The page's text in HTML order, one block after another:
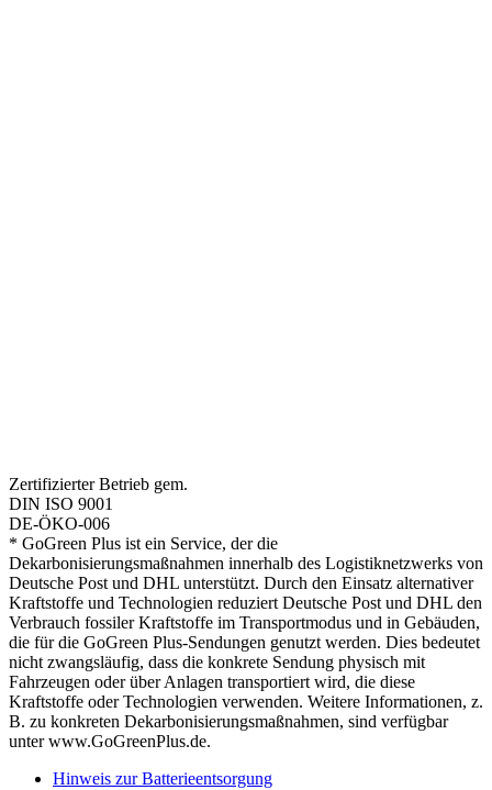
Zertifizierter Betrieb gem.
DIN ISO 9001
DE-ÖKO-006
* GoGreen Plus ist ein Service, der die
Dekarbonisierungsmaßnahmen innerhalb des Logistiknetzwerks von
Deutsche Post und DHL unterstützt. Durch den Einsatz alternativer
Kraftstoffe und Technologien reduziert Deutsche Post und DHL den
Verbrauch fossiler Kraftstoffe im Transportmodus und in Gebäuden,
die für die GoGreen Plus-Sendungen genutzt werden. Dies bedeutet
nicht zwangsläufig, dass die konkrete Sendung physisch mit
Fahrzeugen oder über Anlagen transportiert wird, die diese
Kraftstoffe oder Technologien verwenden. Weitere Informationen, z.
B. zu konkreten Dekarbonisierungsmaßnahmen, sind verfügbar
unter www.GoGreenPlus.de.
Hinweis zur Batterieentsorgung